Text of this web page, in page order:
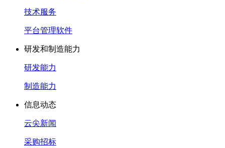
技术服务
平台管理软件
研发和制造能力
研发能力
制造能力
信息动态
云尖新闻
采购招标